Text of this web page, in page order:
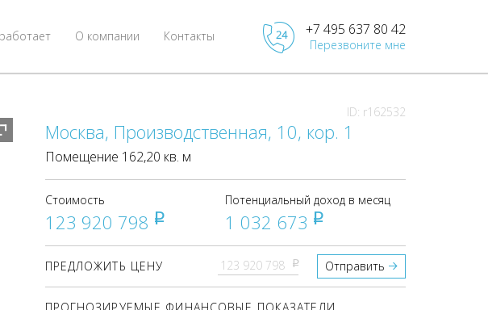
Контакты
О компании +7 495 637 80 42
Перезвоните мне
ID: r162532
Москва, Производственная, 10, кор. 1
Помещение 162,20 кв. м
Стоимость
123 920 798 pуб
Потенциальный доход в месяц
1 032 673 pуб
ПРЕДЛОЖИТЬ ЦЕНУ pуб Отправить